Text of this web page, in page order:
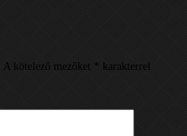
A kötelező mezőket * karakterrel